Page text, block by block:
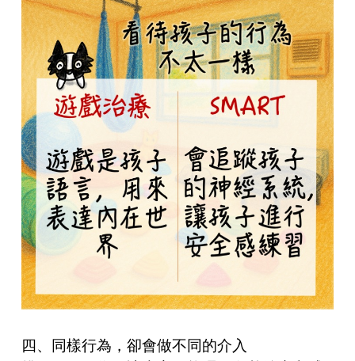
四、同樣行為，卻會做不同的介入